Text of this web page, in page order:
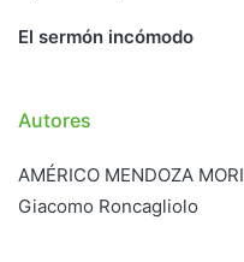
El sermón incómodo
Autores
AMÉRICO MENDOZA MORI
Giacomo Roncagliolo